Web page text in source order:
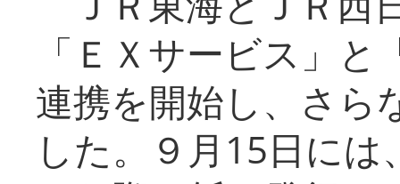
「ＥＸサービス」
連携を開始し、さら
した。９月15日に